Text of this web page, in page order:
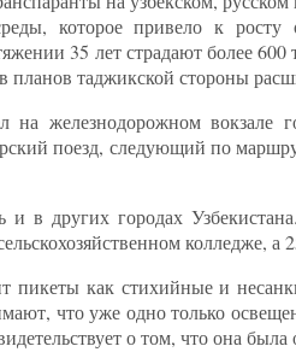
которое привело к
35 лет страдают более
таджикской стороны
железнодорожном вокзале
поезд, следующий по
и в других городах
колледже, а
пикеты как стихийные и
что уже одно только
о том, что она